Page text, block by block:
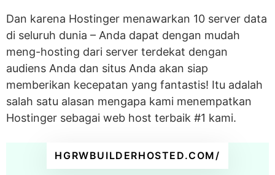
Dan karena Hostinger menawarkan 10 server data
di seluruh dunia – Anda dapat dengan mudah
meng-hosting dari server terdekat dengan
audiens Anda dan situs Anda akan siap
memberikan kecepatan yang fantastis! Itu adalah
salah satu alasan mengapa kami menempatkan
Hostinger sebagai web host terbaik #1 kami.
HGRWBUILDERHOSTED.COM/